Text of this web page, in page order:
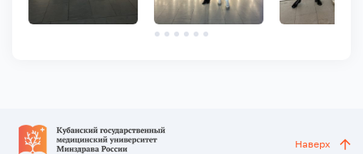
Наверх